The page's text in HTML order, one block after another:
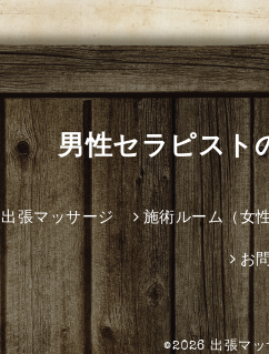
男性セラピスト
出張マッサージ 施術ルーム（女
お
©2026出張マ